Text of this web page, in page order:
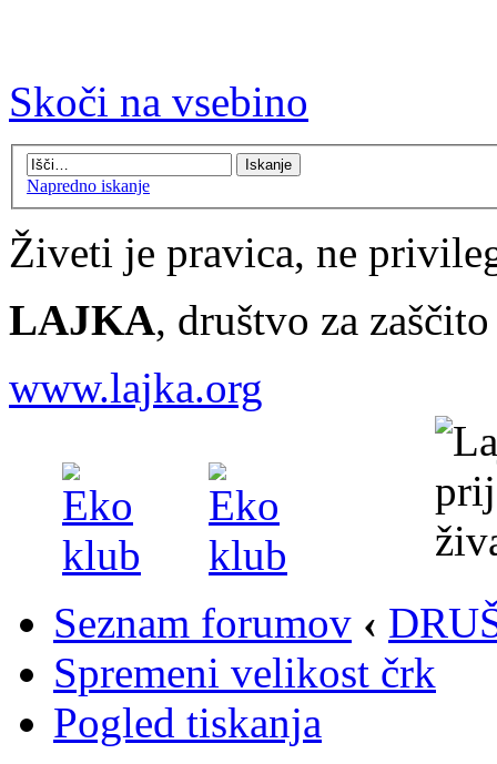
Skoči na vsebino
Napredno iskanje
Živeti je pravica, ne
LAJKA, društvo za
www.lajka.org
Seznam forumov ‹
Spremeni velikost črk
Pogled tiskanja